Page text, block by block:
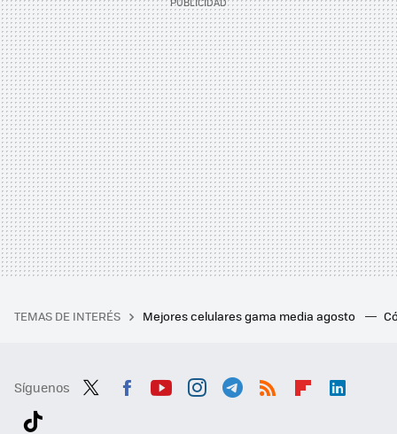
TEMAS DE INTERÉS Mejores celulares gama media agosto
Síguenos